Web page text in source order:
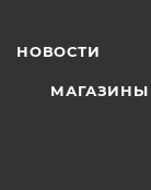
НОВОСТИ
МАГАЗИНЫ